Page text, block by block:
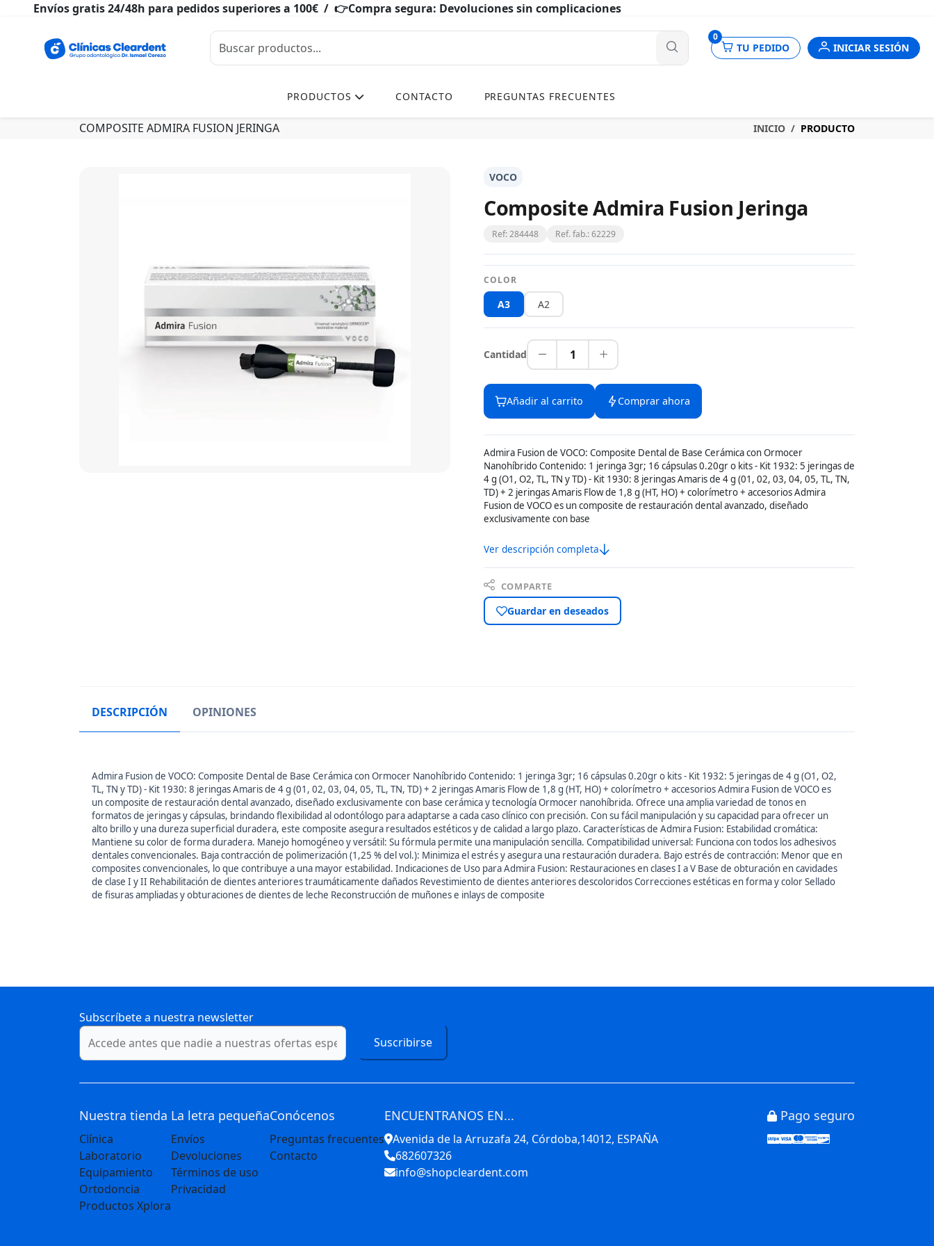
Envíos gratis 24/48h para pedidos superiores a 100€ / 👉Compra segura: Devoluciones sin complicaciones
0
TU PEDIDO INICIAR SESIÓN
PRODUCTOS CONTACTO PREGUNTAS FRECUENTES
COMPOSITE ADMIRA FUSION JERINGA INICIO PRODUCTO
VOCO
Composite Admira Fusion Jeringa
Ref: 284448 Ref. fab.: 62229
COLOR
A3 A2
Cantidad 1
Añadir al carrito Comprar ahora
Admira Fusion de VOCO: Composite Dental de Base Cerámica con Ormocer
Nanohíbrido Contenido: 1 jeringa 3gr; 16 cápsulas 0.20gr o kits - Kit 1932: 5 jeringas de
4 g (O1, O2, TL, TN y TD) - Kit 1930: 8 jeringas Amaris de 4 g (01, 02, 03, 04, 05, TL, TN,
TD) + 2 jeringas Amaris Flow de 1,8 g (HT, HO) + colorímetro + accesorios Admira
Fusion de VOCO es un composite de restauración dental avanzado, diseñado
exclusivamente con base
Ver descripción completa
COMPARTE
Guardar en deseados
DESCRIPCIÓN OPINIONES
Admira Fusion de VOCO: Composite Dental de Base Cerámica con Ormocer Nanohíbrido Contenido: 1 jeringa 3gr; 16 cápsulas 0.20gr o kits - Kit 1932: 5 jeringas de 4 g (O1, O2,
TL, TN y TD) - Kit 1930: 8 jeringas Amaris de 4 g (01, 02, 03, 04, 05, TL, TN, TD) + 2 jeringas Amaris Flow de 1,8 g (HT, HO) + colorímetro + accesorios Admira Fusion de VOCO es
un composite de restauración dental avanzado, diseñado exclusivamente con base cerámica y tecnología Ormocer nanohíbrida. Ofrece una amplia variedad de tonos en
formatos de jeringas y cápsulas, brindando flexibilidad al odontólogo para adaptarse a cada caso clínico con precisión. Con su fácil manipulación y su capacidad para ofrecer un
alto brillo y una dureza superficial duradera, este composite asegura resultados estéticos y de calidad a largo plazo. Características de Admira Fusion: Estabilidad cromática:
Mantiene su color de forma duradera. Manejo homogéneo y versátil: Su fórmula permite una manipulación sencilla. Compatibilidad universal: Funciona con todos los adhesivos
dentales convencionales. Baja contracción de polimerización (1,25 % del vol.): Minimiza el estrés y asegura una restauración duradera. Bajo estrés de contracción: Menor que en
composites convencionales, lo que contribuye a una mayor estabilidad. Indicaciones de Uso para Admira Fusion: Restauraciones en clases I a V Base de obturación en cavidades
de clase I y II Rehabilitación de dientes anteriores traumáticamente dañados Revestimiento de dientes anteriores descoloridos Correcciones estéticas en forma y color Sellado
de fisuras ampliadas y obturaciones de dientes de leche Reconstrucción de muñones e inlays de composite
Subscríbete a nuestra newsletter
Suscribirse
Nuestra tienda
Clínica
Laboratorio
Equipamiento
Ortodoncia
Productos Xplora
La letra pequeña
Envíos
Devoluciones
Términos de uso
Privacidad
Conócenos
Preguntas frecuentes
Contacto
ENCUENTRANOS EN...
Avenida de la Arruzafa 24, Córdoba,14012, ESPAÑA
682607326
info@shopcleardent.com
Pago seguro
Stripe
VisaMastercard
American Express
Discover